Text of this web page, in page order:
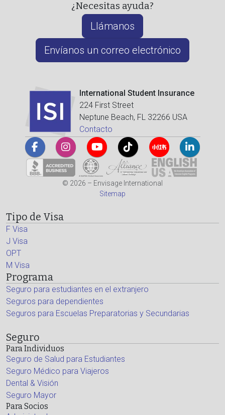
¿Necesitas ayuda?
Llámanos
Envíanos un correo electrónico
International Student Insurance
224 First Street
Neptune Beach, FL 32266 USA
Contacto
© 2026 – Envisage International
Sitemap
Tipo de Visa
F Visa
J Visa
OPT
M Visa
Programa
Seguro para estudiantes en el extranjero
Seguros para dependientes
Seguros para Escuelas Preparatorias y Secundarias
Seguro
Para Individuos
Seguro de Salud para Estudiantes
Seguro Médico para Viajeros
Dental & Visión
Seguro Mayor
Para Socios